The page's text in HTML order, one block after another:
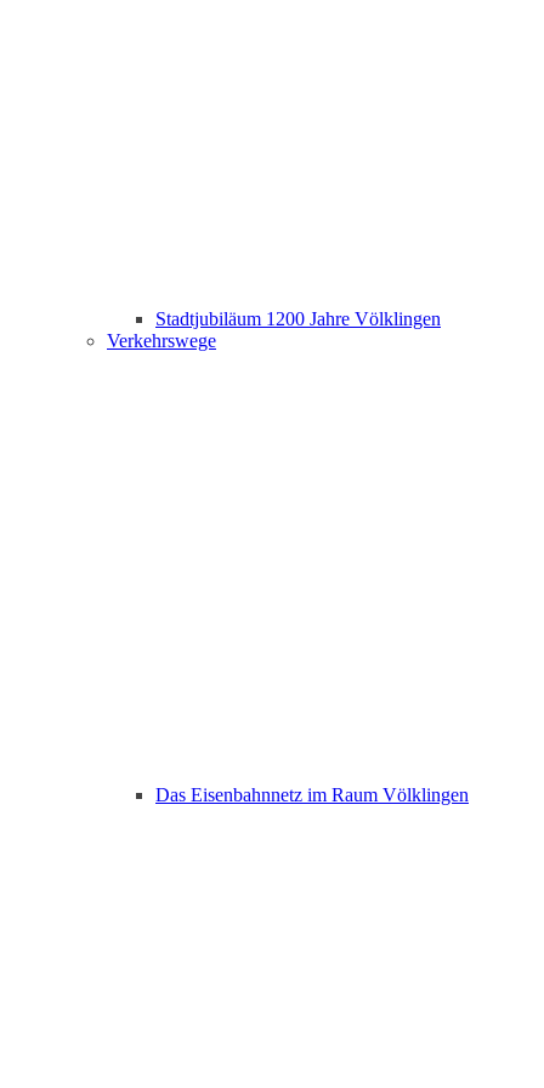
Stadtjubiläum 1200 Jahre Völklingen
Verkehrswege
Das Eisenbahnnetz im Raum Völklingen